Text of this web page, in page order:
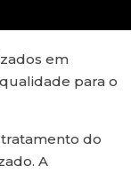
em
para o
do
A